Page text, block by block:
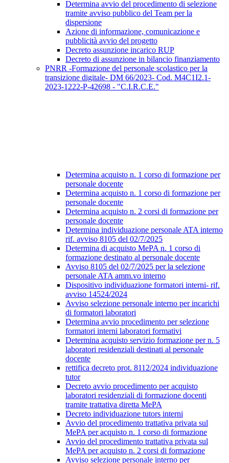
Determina avvio del procedimento di selezione
tramite avviso pubblico del Team per la
dispersione
Azione di informazione, comunicazione e
pubblicità avvio del progetto
Decreto assunzione incarico RUP
Decreto di assunzione in bilancio finanziamento
PNRR -Formazione del personale scolastico per la
transizione digitale- DM 66/2023- Cod. M4C1I2.1-
2023-1222-P-42698 - "C.I.R.C.E."
Determina acquisto n. 1 corso di formazione per
personale docente
Determina acquisto n. 1 corso di formazione per
personale docente
Determina acquisto n. 2 corsi di formazione per
personale docente
Determina individuazione personale ATA interno
rif. avviso 8105 del 02/7/2025
Determina di acquisto MePA n. 1 corso di
formazione destinato al personale docente
Avviso 8105 del 02/7/2025 per la selezione
personale ATA amm.vo interno
Dispositivo individuazione formatori interni- rif.
avviso 14524/2024
Avviso selezione personale interno per incarichi
di formatori laboratori
Determina avvio procedimento per selezione
formatori interni laboratori formativi
Determina acquisto servizio formazione per n. 5
laboratori residenziali destinati al personale
docente
rettifica decreto prot. 8112/2024 individuazione
tutor
Decreto avvio procedimento per acquisto
laboratori residenziali di formazione docenti
tramite trattativa diretta MePA
Decreto individuazione tutors interni
Avvio del procedimento trattativa privata sul
MePA per acquisto n. 1 corso di formazione
Avvio del procedimento trattativa privata sul
MePA per acquisto n. 2 corsi di formazione
Avviso selezione personale interno per